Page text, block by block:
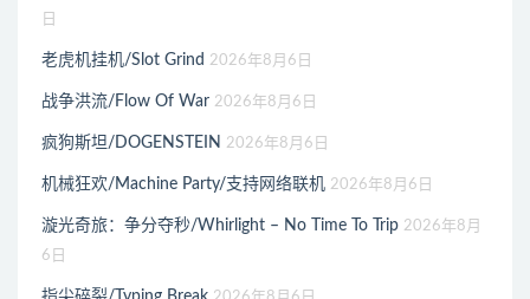
日
老虎机挂机/Slot Grind 2026年8月6日
战争洪流/Flow Of War 2026年8月6日
疯狗斯坦/DOGENSTEIN 2026年8月6日
机械狂欢/Machine Party/支持网络联机 2026年8月6日
漩光奇旅：争分夺秒/Whirlight – No Time To Trip 2026年8月
6日